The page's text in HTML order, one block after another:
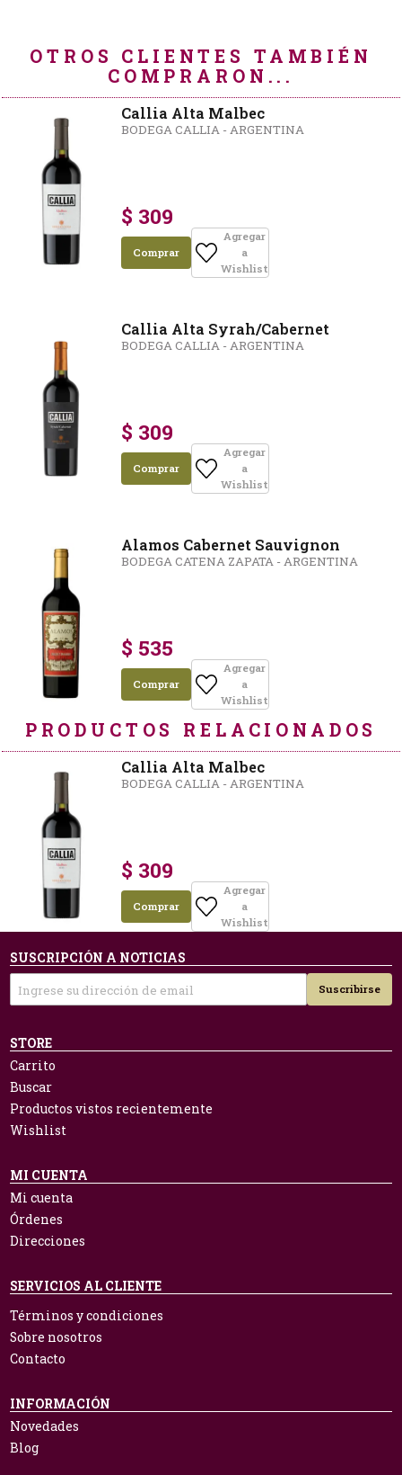
OTROS CLIENTES TAMBIÉN
COMPRARON...
Callia Alta Malbec
BODEGA CALLIA - ARGENTINA
$ 309
Comprar
Agregar
a
Wishlist
Callia Alta Syrah/Cabernet
BODEGA CALLIA - ARGENTINA
$ 309
Comprar
Agregar
a
Wishlist
Alamos Cabernet Sauvignon
BODEGA CATENA ZAPATA - ARGENTINA
$ 535
Comprar
Agregar
a
Wishlist
PRODUCTOS RELACIONADOS
Callia Alta Malbec
BODEGA CALLIA - ARGENTINA
$ 309
Comprar
Agregar
a
Wishlist
SUSCRIPCIÓN A NOTICIAS
Suscribirse
STORE
Carrito
Buscar
Productos vistos recientemente
Wishlist
MI CUENTA
Mi cuenta
Órdenes
Direcciones
SERVICIOS AL CLIENTE
Términos y condiciones
Sobre nosotros
Contacto
INFORMACIÓN
Novedades
Blog